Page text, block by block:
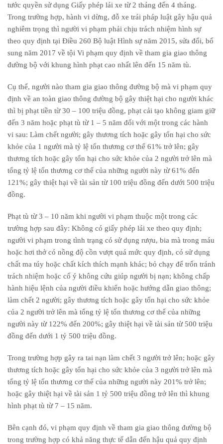
tước quyền sử dụng Giấy phép lái xe từ 2 tháng đến 4 tháng.
Trong trường hợp, hành vi dừng, đỗ xe trái pháp luật gây hậu quả
nghiêm trọng thì người vi phạm phải chịu trách nhiệm hình sự
theo quy định tại Điều 260 Bộ luật Hình sự năm 2015, sửa đổi, bổ
sung năm 2017 về tội Vi phạm quy định về tham gia giao thông
đường bộ với khung hình phạt cao nhất lên đến 15 năm tù.
Cụ thể, người nào tham gia giao thông đường bộ mà vi phạm quy
định về an toàn giao thông đường bộ gây thiệt hại cho người khác
thì bị phạt tiền từ 30 – 100 triệu đồng, phạt cải tạo không giam giữ
đến 3 năm hoặc phạt tù từ 1 – 5 năm đối với một trong các hành
vi sau: Làm chết người; gây thương tích hoặc gây tổn hại cho sức
khỏe của 1 người mà tỷ lệ tổn thương cơ thể 61% trở lên; gây
thương tích hoặc gây tổn hại cho sức khỏe của 2 người trở lên mà
tổng tỷ lệ tổn thương cơ thể của những người này từ 61% đến
121%; gây thiệt hại về tài sản từ 100 triệu đồng đến dưới 500 triệu
đồng.
Phạt tù từ 3 – 10 năm khi người vi phạm thuộc một trong các
trường hợp sau đây: Không có giấy phép lái xe theo quy định;
người vi phạm trong tình trạng có sử dụng rượu, bia mà trong máu
hoặc hơi thở có nồng độ cồn vượt quá mức quy định, có sử dụng
chất ma túy hoặc chất kích thích mạnh khác; bỏ chạy để trốn tránh
trách nhiệm hoặc cố ý không cứu giúp người bị nạn; không chấp
hành hiệu lệnh của người điều khiển hoặc hướng dẫn giao thông;
làm chết 2 người; gây thương tích hoặc gây tổn hại cho sức khỏe
của 2 người trở lên mà tổng tỷ lệ tổn thương cơ thể của những
người này từ 122% đến 200%; gây thiệt hại về tài sản từ 500 triệu
đồng đến dưới 1 tỷ 500 triệu đồng.
Trong trường hợp gây ra tai nạn làm chết 3 người trở lên; hoặc gây
thương tích hoặc gây tổn hại cho sức khỏe của 3 người trở lên mà
tổng tỷ lệ tổn thương cơ thể của những người này 201% trở lên;
hoặc gây thiệt hại về tài sản 1 tỷ 500 triệu đồng trở lên thì khung
hình phạt tù từ 7 – 15 năm.
Bên cạnh đó, vi phạm quy định về tham gia giao thông đường bộ
trong trường hợp có khả năng thực tế dẫn đến hậu quả quy định